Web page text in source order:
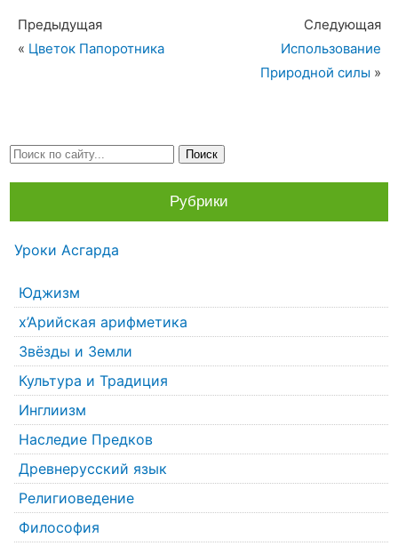
Предыдущая
« Цветок Папоротника
Следующая
Использование
Природной силы »
Рубрики
Уроки Асгарда
Юджизм
х’Арийская арифметика
Звёзды и Земли
Культура и Традиция
Инглиизм
Наследие Предков
Древнерусский язык
Религиоведение
Философия